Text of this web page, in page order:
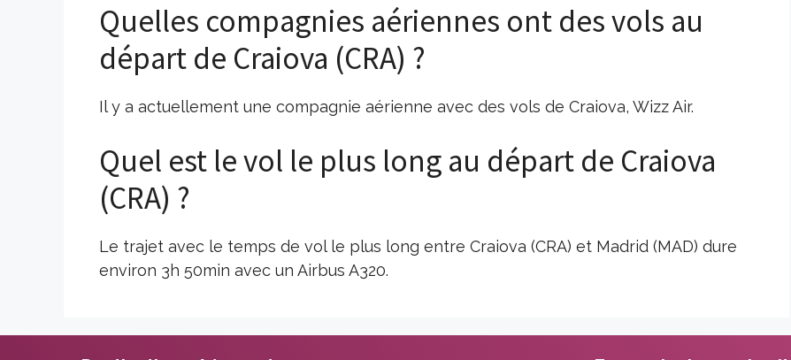
Quelles compagnies aériennes ont des vols au
départ de Craiova (CRA) ?
Il y a actuellement une compagnie aérienne avec des vols de Craiova, Wizz Air.
Quel est le vol le plus long au départ de Craiova
(CRA) ?
Le trajet avec le temps de vol le plus long entre Craiova (CRA) et Madrid (MAD) dure
environ 3h 50min avec un Airbus A320.